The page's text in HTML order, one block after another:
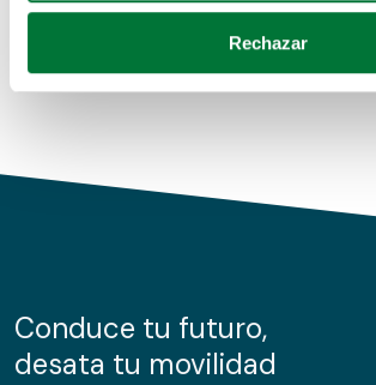
para buscar características
Obtenga más información sobre cómo
de cookies.
información sobre el uso que haga del
nuestros partners de redes sociales,
Rechazar
Conduce tu futuro,
desata tu movilidad